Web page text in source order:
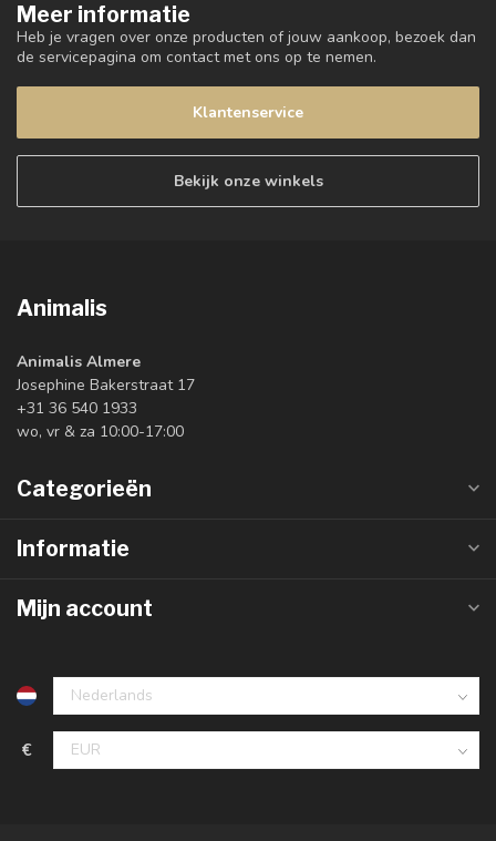
Meer informatie
Heb je vragen over onze producten of jouw aankoop, bezoek dan
de servicepagina om contact met ons op te nemen.
Klantenservice
Bekijk onze winkels
Animalis
Animalis Almere
Josephine Bakerstraat 17
+31 36 540 1933
wo, vr & za 10:00-17:00
Categorieën
Informatie
Mijn account
€